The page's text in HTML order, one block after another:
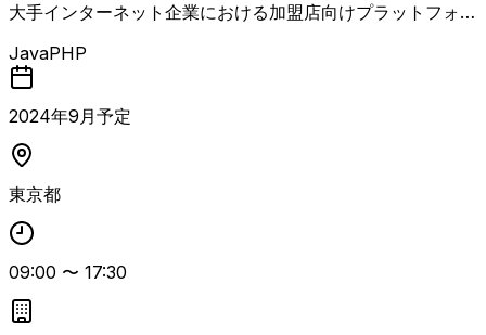
大手インターネット企業における加盟店向けプラットフォー
ムをJavaへマイグレーションする開発チームに参画し、シ
ニアSEとして技術面と進行面の両面からリードしていただ
きます。 AIアシスタント（Claude）を積極的に活用しなが
ら設計・実装・レビューを行い、若手からミドル層エンジニ
アへの技術フォローやコードレビュー、タスクの切り出し、
定です。 社員エンジニアを含むチーム全体の開発品質と生
産性向上に責任を持ち、マイグレーション方針の整理やリス
クの洗い出し、ステークホルダーとの調整なども期待されて
います。 長期想定の案件で、フルリモート環境下でのリー
ド経験やAIを用いた開発経験がある方に特にマッチしま
す。
JavaPHP
2024年9月予定
東京都
09:00 〜 17:30